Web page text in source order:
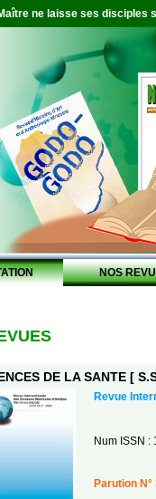
ne laisse ses disciples
NOS
DE LA SANTE [
Revue
Num ISSN :
Parution N°